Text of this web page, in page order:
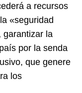
a recursos
«seguridad
garantizar la
por la senda
que genere
los